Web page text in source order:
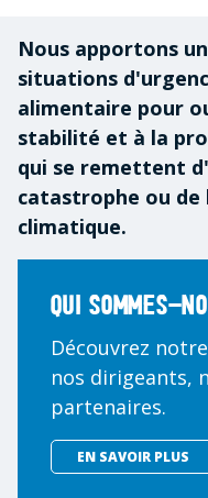
Nous apportons
situations
alimentaire pour
stabilité et à la
qui se remettent
catastrophe ou
climatique.
Qui sommes-
Découvrez
nos dirigeants,
partenaires.
EN SAVOIR PLUS